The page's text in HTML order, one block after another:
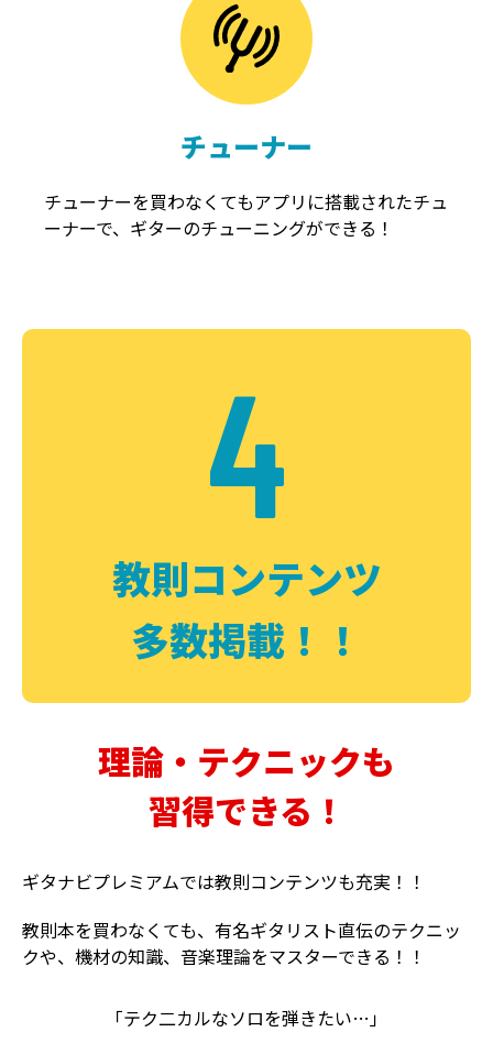
チューナー
チューナーを買わなくてもアプリに搭載されたチュ
ーナーで、ギターのチューニングができる！
4
教則コンテンツ
多数掲載！！
理論・テクニックも
習得できる！
ギタナビプレミアムでは教則コンテンツも充実！！
教則本を買わなくても、有名ギタリスト直伝のテクニッ
クや、機材の知識、音楽理論をマスターできる！！
「テク二カルなソロを弾きたい…」